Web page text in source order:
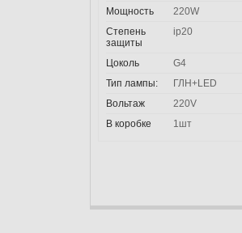
Мощность
220W
Степень
защиты
ip20
Цоколь
G4
Тип лампы:
ГЛН+LED
Вольтаж
220V
В коробке
1шт